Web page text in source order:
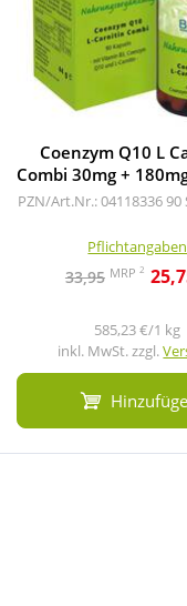
Coenzym Q10 L
Combi 30mg +
PZN/Art.Nr.: 0411833690
Pflichtangaben
33,95 MRP 2
585,23 €/1 kg
inkl. MwSt. zzgl.